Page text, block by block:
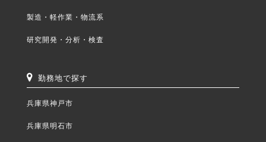
製造・軽作業・物流系
研究開発・分析・検査
勤務地で探す
兵庫県神戸市
兵庫県明石市